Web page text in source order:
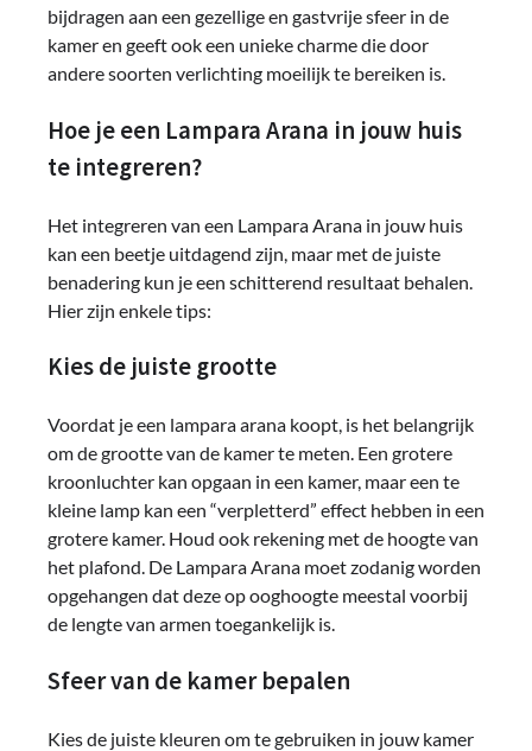
bijdragen aan een gezellige en gastvrije sfeer in de
kamer en geeft ook een unieke charme die door
andere soorten verlichting moeilijk te bereiken is.
Hoe je een Lampara Arana in jouw huis
te integreren?
Het integreren van een Lampara Arana in jouw huis
kan een beetje uitdagend zijn, maar met de juiste
benadering kun je een schitterend resultaat behalen.
Hier zijn enkele tips:
Kies de juiste grootte
Voordat je een lampara arana koopt, is het belangrijk
om de grootte van de kamer te meten. Een grotere
kroonluchter kan opgaan in een kamer, maar een te
kleine lamp kan een “verpletterd” effect hebben in een
grotere kamer. Houd ook rekening met de hoogte van
het plafond. De Lampara Arana moet zodanig worden
opgehangen dat deze op ooghoogte meestal voorbij
de lengte van armen toegankelijk is.
Sfeer van de kamer bepalen
Kies de juiste kleuren om te gebruiken in jouw kamer